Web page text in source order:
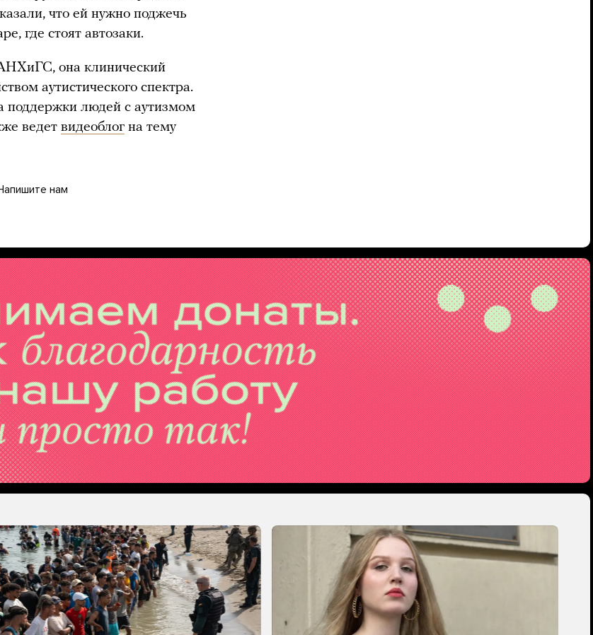
что ей нужно поджечь
где стоят автозаки.
она клинический
аутистического спектра.
поддержки людей с аутизмом
ведет видеоблог на тему
нам